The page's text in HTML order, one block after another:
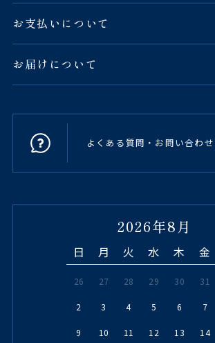
お支払いについて
お届けについて
よくある質問・お問い合わせ
2026年8月
日 月 火 水 木 金
26 27 28 29 30 31
2 3 4 5 6 7
9 10 11 12 13 14